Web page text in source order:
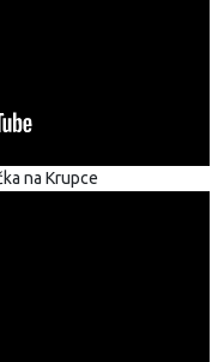
na Krupce